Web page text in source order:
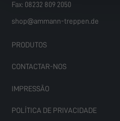
Fax: 08232 809 2050
shop@ammann-treppen.de
PRODUTOS
CONTACTAR-NOS
IMPRESSÃO
POLÍTICA DE PRIVACIDADE